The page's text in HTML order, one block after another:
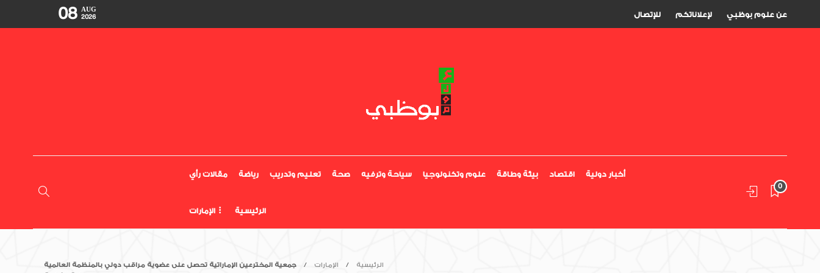
للإتصال لإعلاناتكم عن علوم بوظبي 08 AUG
2026
مقالات رأي رياضة تعليم وتدريب صحة سياحة وترفيه علوم وتكنولوجيا بيئة وطاقة اقتصاد أخبار دولية
الإمارات الرئيسية
0
الرئيسية الإمارات
جمعية المخترعين الإماراتية تحصل على عضوية مراقب دولي بالمنظمة العالمية